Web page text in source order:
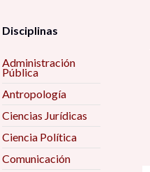
Disciplinas
Administración
Pública
Antropología
Ciencias Jurídicas
Ciencia Política
Comunicación